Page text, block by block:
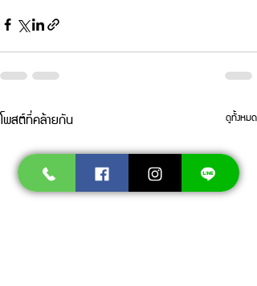
โพสต์ที่คล้ายกัน ดูทั้งหมด